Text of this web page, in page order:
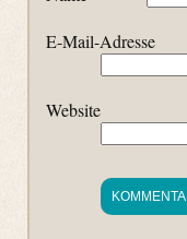
E-Mail-Adresse
Website